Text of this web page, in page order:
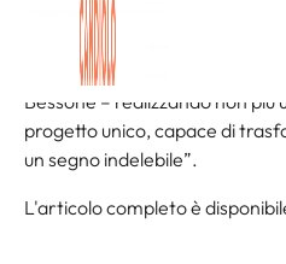
decennale abbiamo sentito il
alzare l’asticella e cambiare
presidente del Rotary Club
Bessone – realizzando non
progetto unico, capace di
un segno indelebile”.
L'articolo completo è